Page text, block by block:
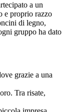
a un
e proprio razzo
di legno,
gruppo ha dato
grazie a una
Tra risate,